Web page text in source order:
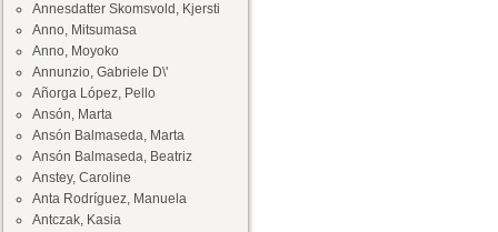
Annesdatter Skomsvold, Kjersti
Anno, Mitsumasa
Anno, Moyoko
Annunzio, Gabriele D\'
Añorga López, Pello
Ansón, Marta
Ansón Balmaseda, Marta
Ansón Balmaseda, Beatriz
Anstey, Caroline
Anta Rodríguez, Manuela
Antczak, Kasia